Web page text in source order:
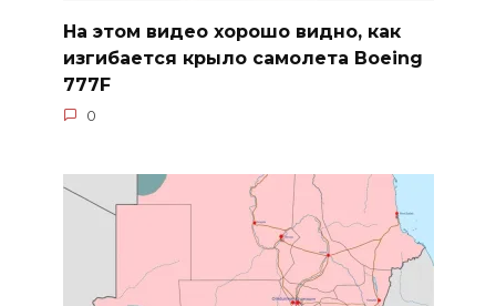
На этом видео хорошо видно, как
изгибается крыло самолета Boeing
777F
0